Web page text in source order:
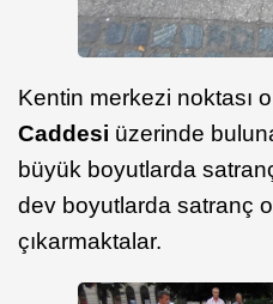
Kentin merkezi noktası
Caddesi üzerinde
büyük boyutlarda
dev boyutlarda satranç
çıkarmaktalar.